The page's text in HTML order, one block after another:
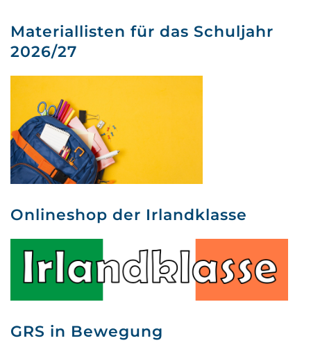
Materiallisten für das Schuljahr
2026/27
Onlineshop der Irlandklasse
GRS in Bewegung